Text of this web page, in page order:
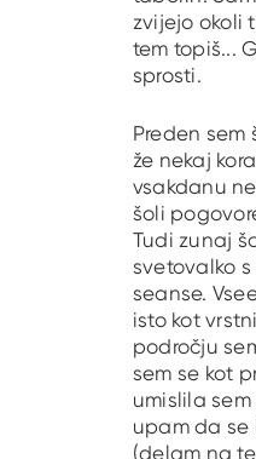
zvijejo okoli
tem topiš...
sprosti.
Preden
že nekaj
vsakdanu
šoli
Tudi zunaj
svetovalko
seanse.
isto kot
področju
sem se kot
umislila
upam da se
(delam na